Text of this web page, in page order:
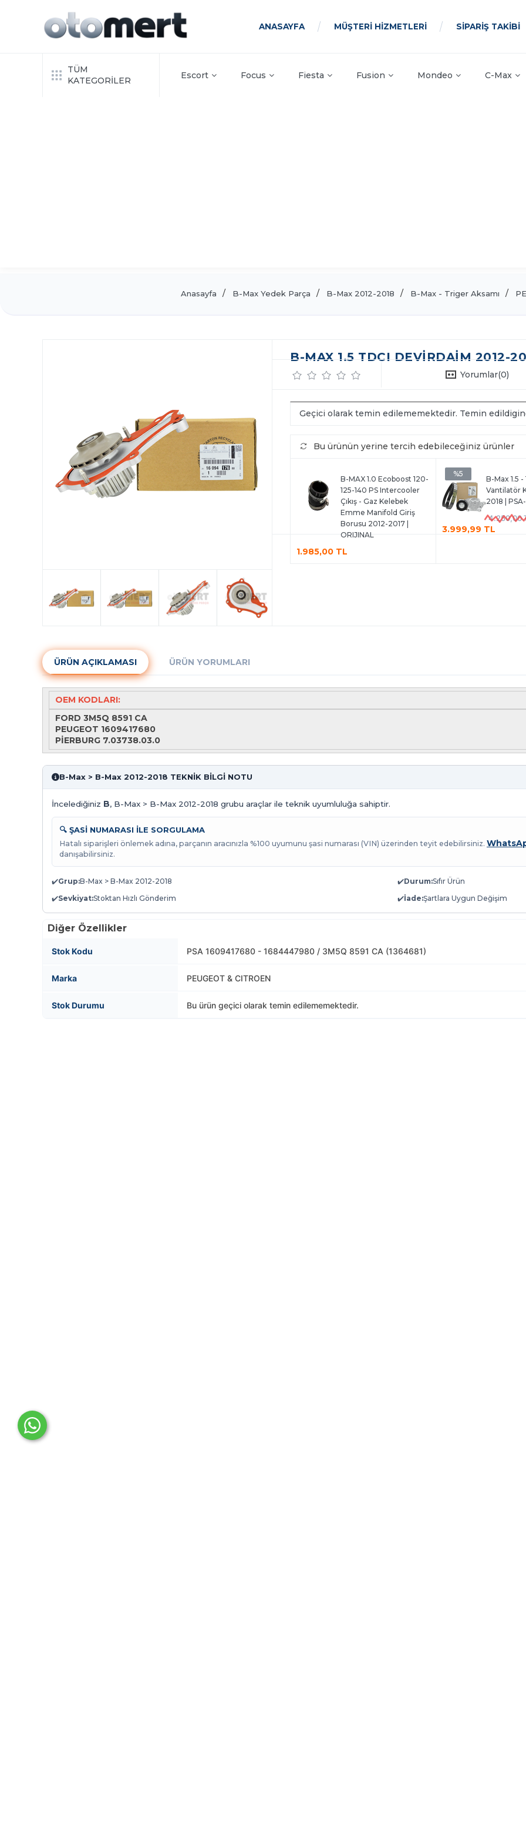
ANASAYFA MÜŞTERİ HİZMETLERİ SİPARİŞ TAKİBİ
TÜM
KATEGORİLER
Escort Focus Fiesta Fusion Mondeo C-Max
Anasayfa B-Max Yedek Parça B-Max 2012-2018 B-Max - Triger Aksamı
B-MAX 1.5 TDCI DEVIRDAIM 2012-
Yorumlar(0)
Geçici olarak temin edilememektedir. Temin
Bu ürünün yerine tercih edebileceğiniz ürünler
B-MAX 1.0 Ecoboost 120-
125-140 PS Intercooler
Çıkış - Gaz Kelebek
Emme Manifold Giriş
Borusu 2012-2017 |
ORIJINAL
1.985,00 TL
B-Max 1.5 -
Vantilatör
2018 |
4.250,00
3.999,99 TL
%5
ÜRÜN AÇIKLAMASI ÜRÜN YORUMLARI
OEM KODLARI:
FORD 3M5Q 8591 CA
PEUGEOT 1609417680
PİERBURG 7.03738.03.0
B-Max > B-Max 2012-2018 TEKNİK BİLGİ NOTU
İncelediğiniz B, B-Max > B-Max 2012-2018 grubu araçlar ile teknik uyumluluğa sahiptir.
🔍 ŞASİ NUMARASI İLE SORGULAMA
Hatalı siparişleri önlemek adına, parçanın aracınızla %100 uyumunu şasi numarası (VIN) üzerinden teyit edebilirsiniz.
danışabilirsiniz.
✔️Grup:B-Max > B-Max 2012-2018 ✔️Durum:Sıfır Ürün
✔️Sevkiyat:Stoktan Hızlı Gönderim ✔️İade:Şartlara Uygun Değişim
Diğer Özellikler
Stok Kodu PSA 1609417680 - 1684447980 / 3M5Q 8591 CA (1364681)
Marka PEUGEOT & CITROEN
Stok Durumu Bu ürün geçici olarak temin edilememektedir.